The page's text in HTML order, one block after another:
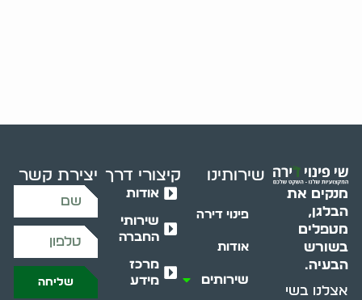
מנקים את
הבלגן,
מטפלים
בשורש
הבעיה.
אצלנו בשי
שירותינו
פינוי דירה
אודות
שירותים
קיצורי דרך
אודות
שירותי
החברה
מרכז
מידע
יצירת קשר
שליחה